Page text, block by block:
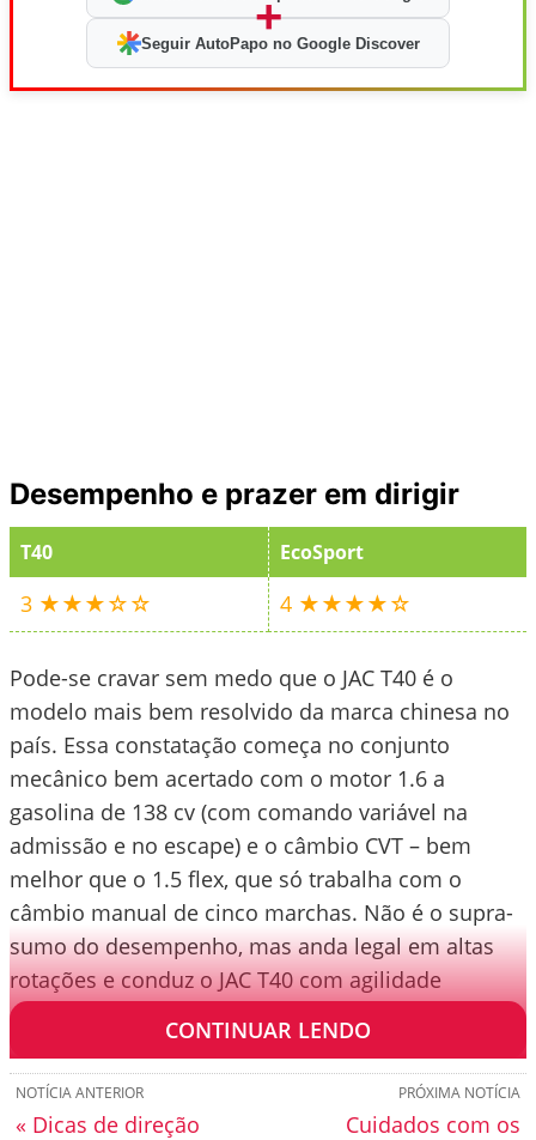
+
Seguir AutoPapo no Google Discover
Desempenho e prazer em dirigir
T40 EcoSport
3 ★★★☆☆ 4 ★★★★☆
Pode-se cravar sem medo que o JAC T40 é o
modelo mais bem resolvido da marca chinesa no
país. Essa constatação começa no conjunto
mecânico bem acertado com o motor 1.6 a
gasolina de 138 cv (com comando variável na
admissão e no escape) e o câmbio CVT – bem
melhor que o 1.5 flex, que só trabalha com o
câmbio manual de cinco marchas. Não é o supra-
sumo do desempenho, mas anda legal em altas
rotações e conduz o JAC T40 com agilidade
competente na cidade.
CONTINUAR LENDO
PRÓXIMA NOTÍCIA
Cuidados com os
NOTÍCIA ANTERIOR
« Dicas de direção